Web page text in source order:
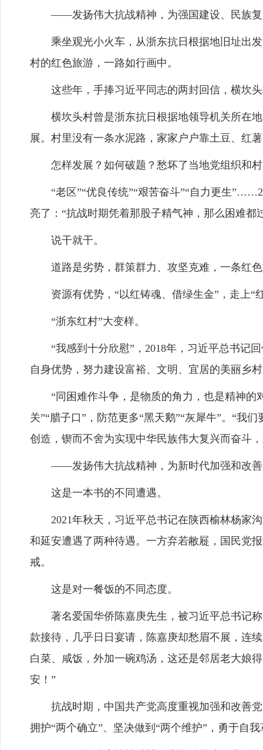
——发扬伟大抗战精神，为强国建设、民族复
乘坐观光小火车，从浙东抗日根据地旧址出发
村的红色旅游，一路如行画中。
这些年，手捧习近平同志的两封回信，横坎头
横坎头村曾是浙东抗日根据地领导机关所在地
展。村里没有一条水泥路，家家户户靠土豆、红
怎样发展？如何破题？愁坏了当地党组织和
“老区”“优良传统”“艰苦奋斗”“自力更生
亮了：“抗战时期凭着那股子精气神，那么困难
说干就干。
道路是劣势，群策群力、攻坚克难，一条红色
资源有优势，“以红铸魂、借绿生金”，走上“
“浙东红村”大变样。
“我感到十分欣慰”，2018年，习近平总书记回
自身优势，努力建设富裕、文明、宜居的美丽乡
“同困难作斗争，是物质的角力，也是精神的
关”“腊子口”，防范更多“黑天鹅”“灰犀牛”。“我
创造，锲而不舍为实现中华民族伟大复兴而奋斗
——发扬伟大抗战精神，为新时代加强和改善
这是一本书的不同遭遇。
2021年秋天，习近平总书记在陕西榆林杨家沟
和延安遭遇了两种待遇。一方弃若敝屣，国民党
戒。
这是对一餐饭的不同态度。
著名爱国华侨陈嘉庚先生，被习近平总书记称
款接待，几乎日日宴请，陈嘉庚却愁眉不展，连
白菜、咸饭，外加一碗鸡汤，这还是邻居老大娘
安！”
抗战时期，中国共产党高度重视加强和改善党
拥护“两个确立”、坚决做到“两个维护”，勇于自